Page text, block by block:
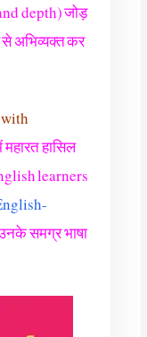
depth) जोड़
अभिव्यक्त कर
हासिल
learners
समग्र भाषा